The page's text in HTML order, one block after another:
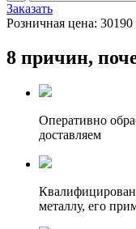
Заказать
Розничная цена: 30190
8 причин,
Оперативно
доставляем
металлу, его